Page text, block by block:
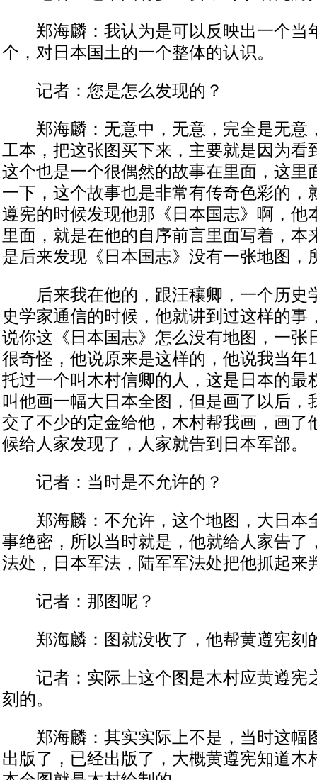
郑海麟：我认为是可以反映出一个当
个，对日本国土的一个整体的认识。
记者：您是怎么发现的？
郑海麟：无意中，无意，完全是无意
工本，把这张图买下来，主要就是因为看
这个也是一个很偶然的故事在里面，这里
一下，这个故事也是非常有传奇色彩的，
遵宪的时候发现他那《日本国志》啊，他
里面，就是在他的自序前言里面写着，本
是后来发现《日本国志》没有一张地图，
后来我在他的，跟汪穰卿，一个历史
史学家通信的时候，他就讲到过这样的事
说你这《日本国志》怎么没有地图，一张
很奇怪，他说原来是这样的，他说我当年
托过一个叫木村信卿的人，这是日本的最
叫他画一幅大日本全图，但是画了以后，
交了不少的定金给他，木村帮我画，画了
候给人家发现了，人家就告到日本军部。
记者：当时是不允许的？
郑海麟：不允许，这个地图，大日本
事绝密，所以当时就是，他就给人家告了
法处，日本军法，陆军军法处把他抓起来
记者：那图呢？
郑海麟：图就没收了，他帮黄遵宪刻
记者：实际上这个图是木村应黄遵宪
刻的。
郑海麟：其实实际上不是，当时这幅
出版了，已经出版了，大概黄遵宪知道木